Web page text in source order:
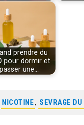
prendre du
pour dormir et
passer une…
NICOTINE, SEVRAGE